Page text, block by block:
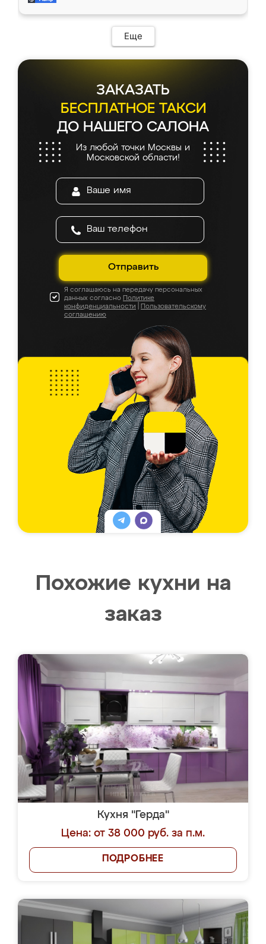
Еще
ЗАКАЗАТЬ
БЕСПЛАТНОЕ ТАКСИ
ДО НАШЕГО САЛОНА
Из любой точки Москвы и
Московской области!
Отправить
Я соглашаюсь на передачу персональных
данных согласно Политике
конфиденциальности
Пользовательскому
соглашению
Похожие кухни на
заказ
Кухня "Герда"
Цена: от 38 000 руб. за п.м.
ПОДРОБНЕЕ